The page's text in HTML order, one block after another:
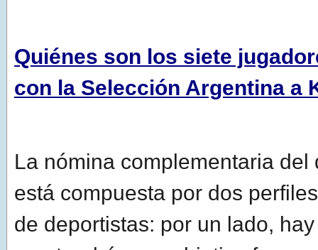
Quiénes son los siete
con la Selección Argentina a
La nómina complementaria del
está compuesta por dos
de deportistas: por un lado,